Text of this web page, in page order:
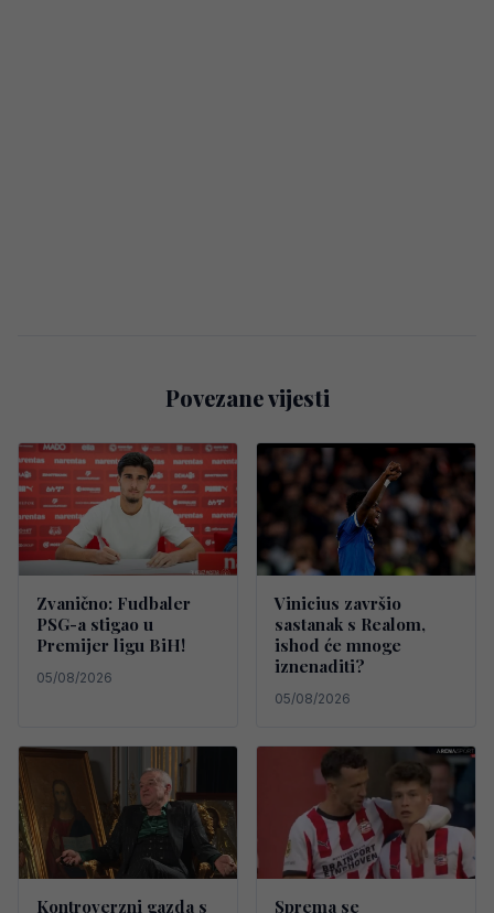
Povezane vijesti
Zvanično: Fudbaler
PSG-a stigao u
Premijer ligu BiH!
05/08/2026
Vinicius završio
sastanak s Realom,
ishod će mnoge
iznenaditi?
05/08/2026
Kontroverzni gazda s Sprema se